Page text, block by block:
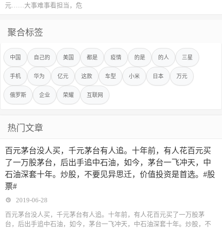
元……大事难事看担当，危
聚合标签
中国 自己的 美国 都是 疫情 的是 的人 三星
手机 华为 亿元 这款 车型 小米 日本 万元
俄罗斯 企业 荣耀 互联网
热门文章
百元茅台没人买，千元茅台有人追。十年前，有人花百元买
了一万股茅台，后出手追中石油，如今，茅台一飞冲天，中
石油深套十年。炒股，不要见异思迁，价值投资是首选。#股
票#
2019-06-28
百元茅台没人买，千元茅台有人追。十年前，有人花百元买了一万股茅
台，后出手追中石油，如今，茅台一飞冲天，中石油深套十年。炒股，不